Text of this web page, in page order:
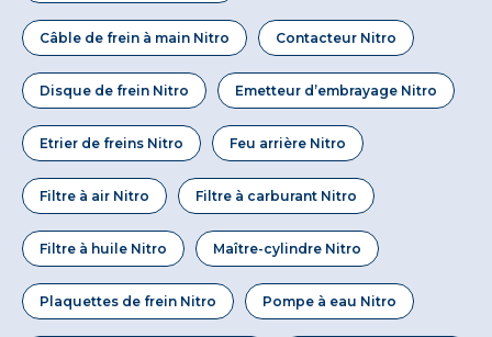
Câble de frein à main Nitro Contacteur Nitro
Disque de frein Nitro Emetteur d’embrayage Nitro
Etrier de freins Nitro Feu arrière Nitro
Filtre à air Nitro Filtre à carburant Nitro
Filtre à huile Nitro Maître-cylindre Nitro
Plaquettes de frein Nitro Pompe à eau Nitro